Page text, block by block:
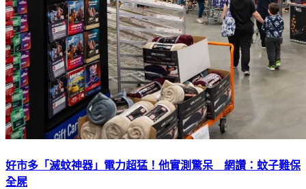
好市多「滅蚊神器」電力超猛！他實測驚呆 網讚：蚊子難保
全屍